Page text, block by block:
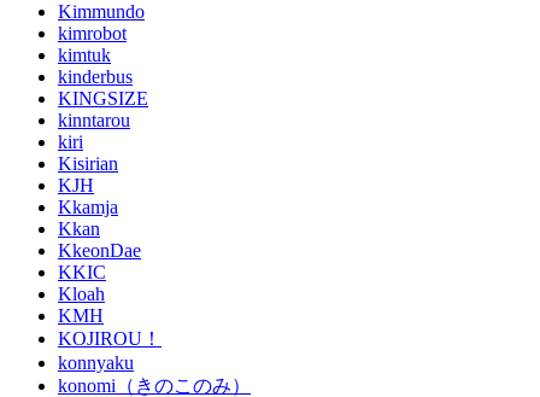
Kimmundo
kimrobot
kimtuk
kinderbus
KINGSIZE
kinntarou
kiri
Kisirian
KJH
Kkamja
Kkan
KkeonDae
KKIC
Kloah
KMH
KOJIROU！
konnyaku
konomi（きのこのみ）